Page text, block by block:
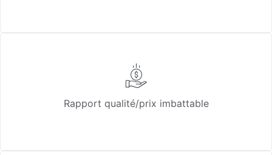
Rapport qualité/prix imbattable